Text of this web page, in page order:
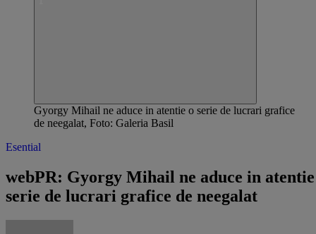
Gyorgy Mihail ne aduce in atentie o serie de lucrari grafice
de neegalat, Foto: Galeria Basil
Esential
webPR: Gyorgy Mihail ne aduce in
serie de lucrari grafice de neegalat